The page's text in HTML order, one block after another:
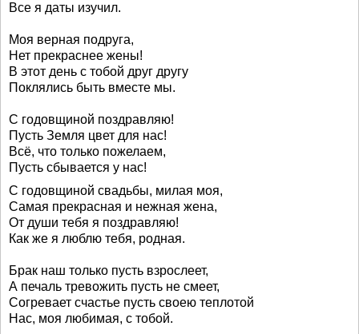
Все я даты изучил.
Моя верная подруга,
Нет прекраснее жены!
В этот день с тобой друг другу
Поклялись быть вместе мы.
С годовщиной поздравляю!
Пусть Земля цвет для нас!
Всё, что только пожелаем,
Пусть сбывается у нас!
С годовщиной свадьбы, милая моя,
Самая прекрасная и нежная жена,
От души тебя я поздравляю!
Как же я люблю тебя, родная.
Брак наш только пусть взрослеет,
А печаль тревожить пусть не смеет,
Согревает счастье пусть своею теплотой
Нас, моя любимая, с тобой.